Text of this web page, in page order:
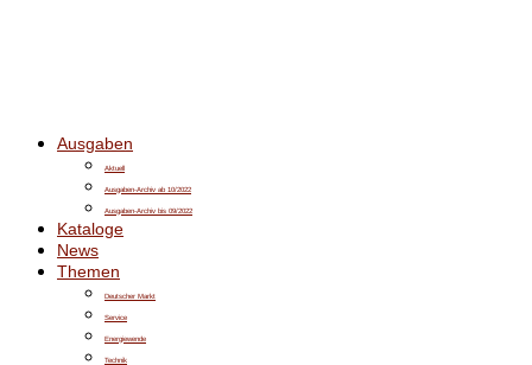
Ausgaben
Aktuell
Ausgaben-Archiv ab 10/2022
Ausgaben-Archiv bis 09/2022
Kataloge
News
Themen
Deutscher Markt
Service
Energiewende
Technik